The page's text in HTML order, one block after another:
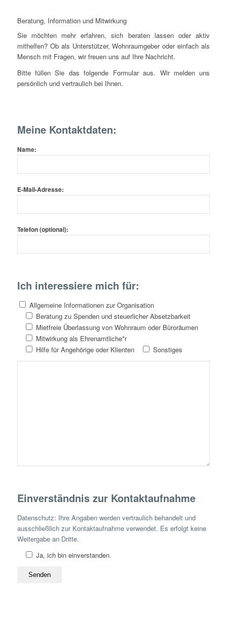
Beratung, Information und Mitwirkung
Sie möchten mehr erfahren, sich beraten lassen oder aktiv
mithelfen? Ob als Unterstützer, Wohnraumgeber oder einfach als
Mensch mit Fragen, wir freuen uns auf Ihre Nachricht.
Bitte füllen Sie das folgende Formular aus. Wir melden uns
persönlich und vertraulich bei Ihnen.
Meine Kontaktdaten:
Name:
E-Mail-Adresse:
Telefon (optional):
Ich interessiere mich für:
Allgemeine Informationen zur Organisation
Beratung zu Spenden und steuerlicher Absetzbarkeit
Mietfreie Überlassung von Wohnraum oder Büroräumen
Mitwirkung als Ehrenamtliche*r
Hilfe für Angehörige oder Klienten
Sonstiges
Einverständnis zur Kontaktaufnahme
Datenschutz: Ihre Angaben werden vertraulich behandelt und
ausschließlich zur Kontaktaufnahme verwendet. Es erfolgt keine
Weitergabe an Dritte.
Ja, ich bin einverstanden.